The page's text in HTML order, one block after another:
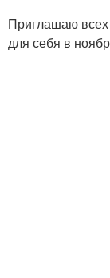
Приглашаю всех
для себя в